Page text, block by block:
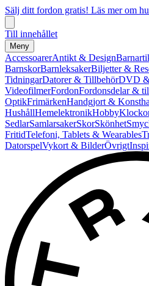
Sälj ditt fordon gratis! Läs mer om
Till innehållet
Meny
AccessoarerAntikt & Design
BarnskorBarnleksakerBiljetter &
TidningarDatorer & TillbehörDVD
VideofilmerFordonFordonsdelar &
OptikFrimärkenHandgjort &
HushållHemelektronikHobby
SedlarSamlarsakerSkorSkönhet
FritidTelefoni, Tablets & Wearables
DatorspelVykort & BilderÖvrigt